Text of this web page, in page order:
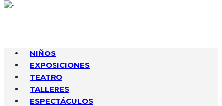
NIÑOS
EXPOSICIONES
TEATRO
TALLERES
ESPECTÁCULOS